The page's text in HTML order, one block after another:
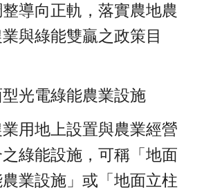
導向正軌，落實農地農
與綠能雙贏之政策目
型光電綠能農業設施
用地上設置與農業經營
綠能設施，可稱「地面
業設施」或「地面立柱